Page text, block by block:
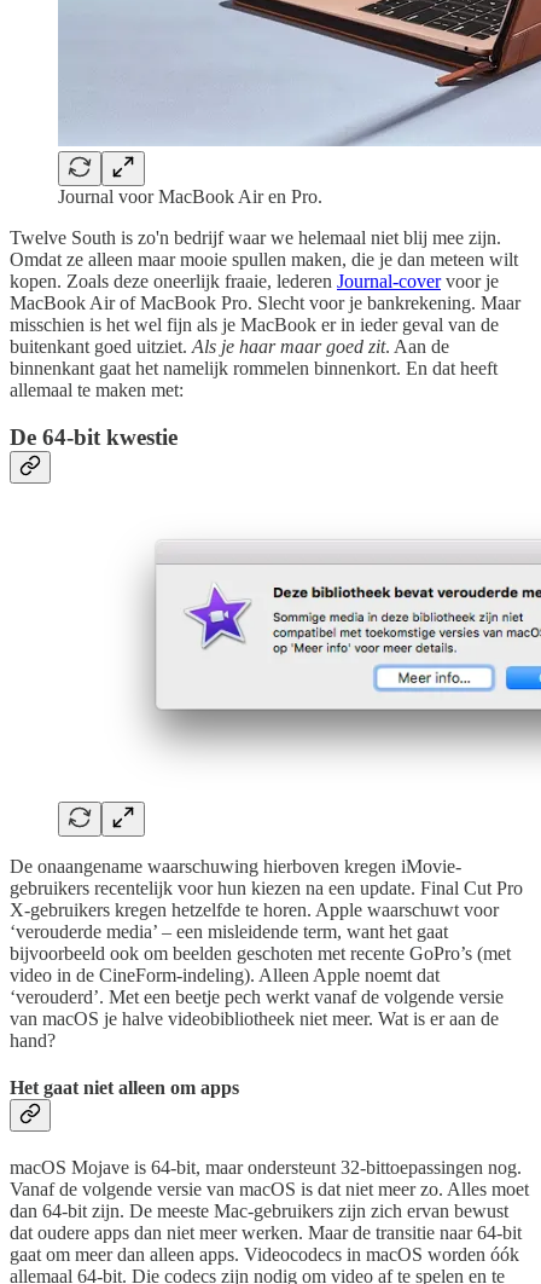
Journal voor MacBook Air en Pro.
Twelve South is zo'n bedrijf waar we helemaal niet blij mee zijn.
Omdat ze alleen maar mooie spullen maken, die je dan meteen wilt
kopen. Zoals deze oneerlijk fraaie, lederen Journal-covervoor je
MacBook Air of MacBook Pro. Slecht voor je bankrekening. Maar
misschien is het wel fijn als je MacBook er in ieder geval van de
buitenkant goed uitziet. Als je haar maar goed zit. Aan de
binnenkant gaat het namelijk rommelen binnenkort. En dat heeft
allemaal te maken met:
De 64-bit kwestie
De onaangename waarschuwing hierboven kregen iMovie-
gebruikers recentelijk voor hun kiezen na een update. Final Cut Pro
X-gebruikers kregen hetzelfde te horen. Apple waarschuwt voor
‘verouderde media’ – een misleidende term, want het gaat
bijvoorbeeld ook om beelden geschoten met recente GoPro’s (met
video in de CineForm-indeling). Alleen Apple noemt dat
‘verouderd’. Met een beetje pech werkt vanaf de volgende versie
van macOS je halve videobibliotheek niet meer. Wat is er aan de
hand?
Het gaat niet alleen om apps
macOS Mojave is 64-bit, maar ondersteunt 32-bittoepassingen nog.
Vanaf de volgende versie van macOS is dat niet meer zo. Alles moet
dan 64-bit zijn. De meeste Mac-gebruikers zijn zich ervan bewust
dat oudere apps dan niet meer werken. Maar de transitie naar 64-bit
gaat om meer dan alleen apps. Videocodecs in macOS worden óók
allemaal 64-bit. Die codecs zijn nodig om video af te spelen en te